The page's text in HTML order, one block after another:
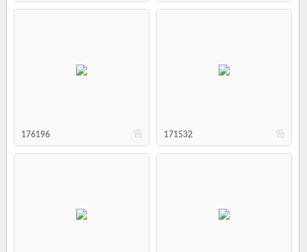
b
176196 b
171532